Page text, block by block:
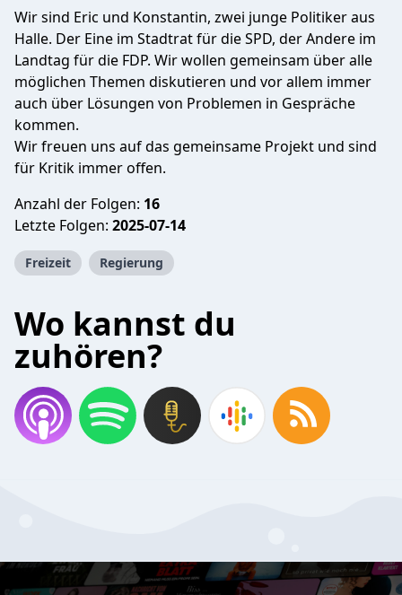
Wir sind Eric und Konstantin, zwei junge Politiker aus
Halle. Der Eine im Stadtrat für die SPD, der Andere im
Landtag für die FDP. Wir wollen gemeinsam über alle
möglichen Themen diskutieren und vor allem immer
auch über Lösungen von Problemen in Gespräche
kommen.
Wir freuen uns auf das gemeinsame Projekt und sind
für Kritik immer offen.
Anzahl der Folgen: 16
Letzte Folgen: 2025-07-14
Freizeit Regierung
Wo kannst du
zuhören?